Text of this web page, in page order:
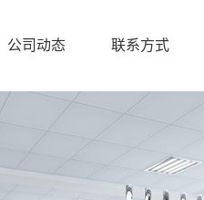
公司动态 联系方式